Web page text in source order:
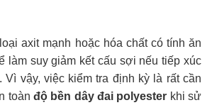
axit mạnh hoặc hóa chất có tính ăn
làm suy giảm kết cấu sợi nếu tiếp xúc
Vì vậy, việc kiểm tra định kỳ là rất cần
toàn độ bền dây đai polyester khi sử